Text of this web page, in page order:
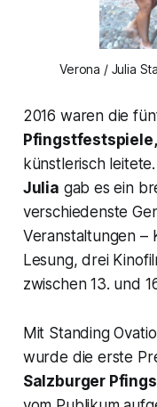
Verona / Julia
2016 waren die
Pfingstfestspiele,
künstlerisch
Julia gab es ein
verschiedenste
Veranstaltungen –
Lesung, drei
zwischen 13. und
Mit Standing
wurde die erste
Salzburger